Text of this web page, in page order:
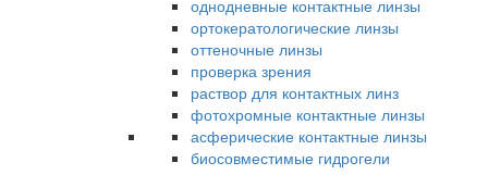
однодневные контактные линзы
ортокератологические линзы
оттеночные линзы
проверка зрения
раствор для контактных линз
фотохромные контактные линзы
асферические контактные линзы
биосовместимые гидрогели